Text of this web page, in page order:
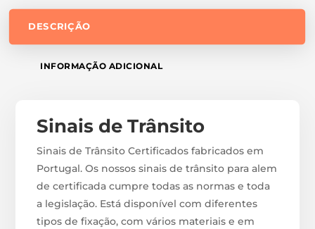
DESCRIÇÃO
INFORMAÇÃO ADICIONAL
Sinais de Trânsito
Sinais de Trânsito Certificados fabricados em
Portugal. Os nossos sinais de trânsito para alem
de certificada cumpre todas as normas e toda
a legislação. Está disponível com diferentes
tipos de fixação, com vários materiais e em